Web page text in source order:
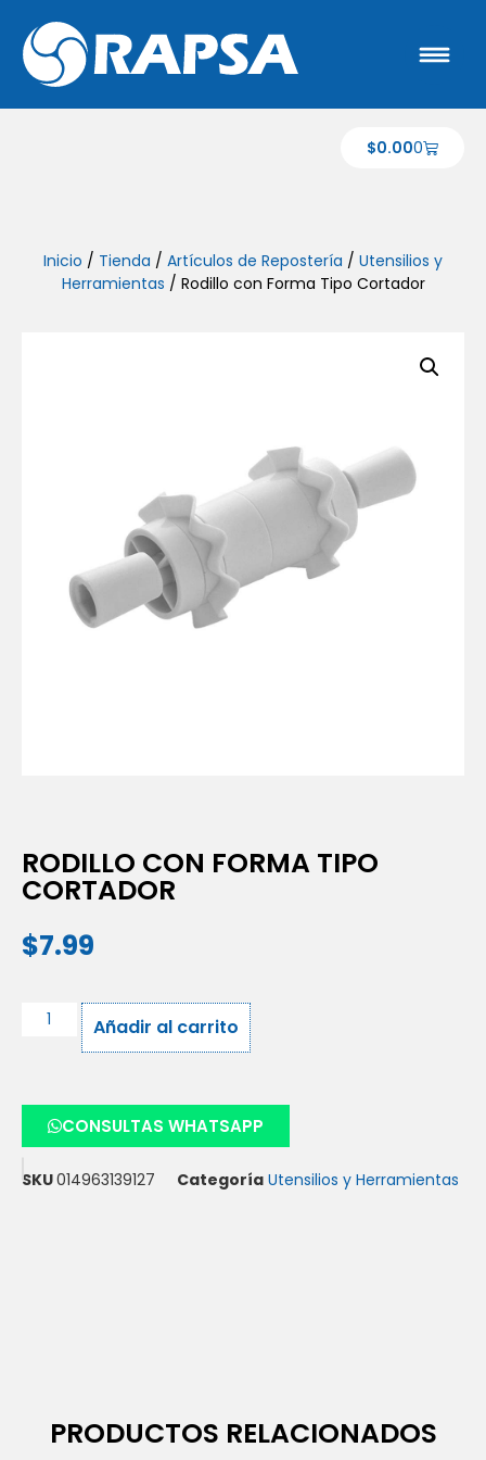
$0.000
Inicio / Tienda / Artículos de Repostería / Utensilios y
Herramientas / Rodillo con Forma Tipo Cortador
RODILLO CON FORMA TIPO
CORTADOR
$7.99
Añadir al carrito
CONSULTAS WHATSAPP
SKU014963139127 Categoría Utensilios y Herramientas
PRODUCTOS RELACIONADOS